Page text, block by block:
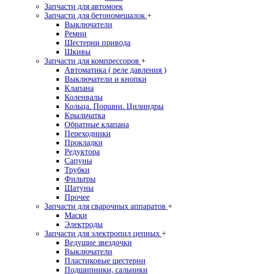
Запчасти для автомоек
Запчасти для бетономешалок +
Выключатели
Ремни
Шестерни привода
Шкивы
Запчасти для компрессоров +
Автоматика ( реле давления )
Выключатели и кнопки
Клапана
Коленвалы
Кольца. Поршни. Цилиндры
Крыльчатка
Обратные клапана
Переходники
Прокладки
Редуктора
Сапуны
Трубки
Фильтры
Шатуны
Прочее
Запчасти для сварочных аппаратов +
Маски
Электроды
Запчасти для электропил цепных +
Ведущие звездочки
Выключатели
Пластиковые шестерни
Подшипники, сальники